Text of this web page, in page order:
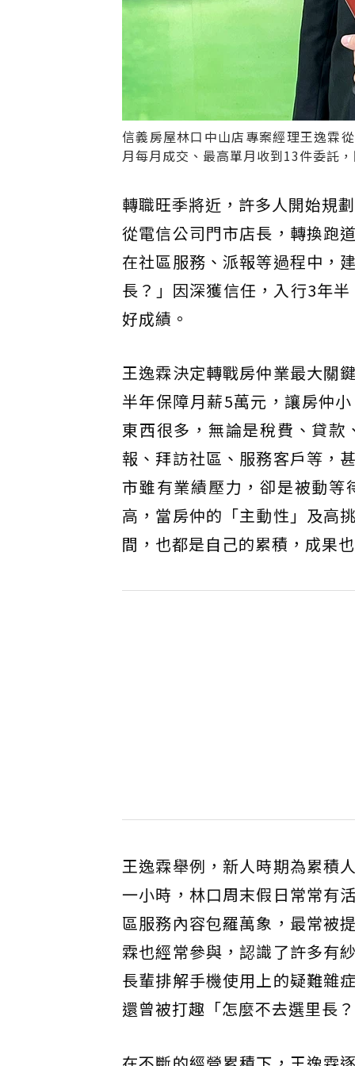
信義房屋林口中山店專案經理王逸霖
月每月成交、最高單月收到13件委託
轉職旺季將近，許多人開始規
從電信公司門市店長，轉換跑
在社區服務、派報等過程中，
長？」因深獲信任，入行3年
好成績。
王逸霖決定轉戰房仲業最大關
半年保障月薪5萬元，讓房仲
東西很多，無論是稅費、貸
報、拜訪社區、服務客戶等，
市雖有業績壓力，卻是被動
高，當房仲的「主動性」及高
間，也都是自己的累積，成果
王逸霖舉例，新人時期為累積
一小時，林口周末假日常常有
區服務內容包羅萬象，最常被
霖也經常參與，認識了許多有
長輩排解手機使用上的疑難雜
還曾被打趣「怎麼不去選里長